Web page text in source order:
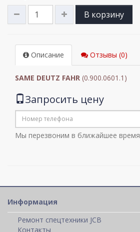
В корзину
Описание Отзывы (0)
SAME DEUTZ FAHR (0.900.0601.1)
Запросить цену
Мы перезвоним в ближайшее время
Информация
Ремонт спецтехники JCB
Контакты